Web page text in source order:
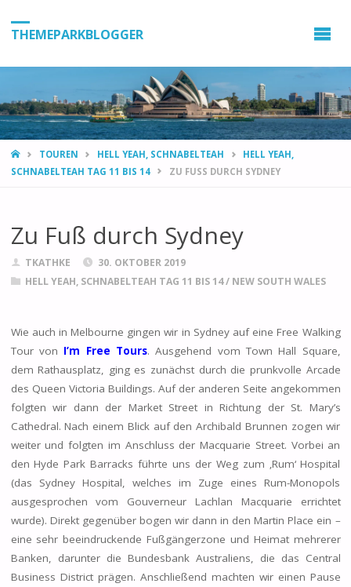
THEMEPARKBLOGGER
HOMETOUREN HELL YEAH, SCHNABELTEAH
HELL YEAH,
SCHNABELTEAH TAG 11 BIS 14
ZU FUSS DURCH SYDNEY
Zu Fuß durch Sydney
TKATHKE
30. OKTOBER 2019
HELL YEAH, SCHNABELTEAH TAG 11 BIS 14/ NEW SOUTH WALES
Wie auch in Melbourne gingen wir in Sydney auf eine Free Walking
Tour von I’m Free Tours. Ausgehend vom Town Hall Square,
dem Rathausplatz, ging es zunächst durch die prunkvolle Arcade
des Queen Victoria Buildings. Auf der anderen Seite angekommen
folgten wir dann der Market Street in Richtung der St. Mary’s
Cathedral. Nach einem Blick auf den Archibald Brunnen zogen wir
weiter und folgten im Anschluss der Macquarie Street. Vorbei an
den Hyde Park Barracks führte uns der Weg zum ‚Rum‘ Hospital
(das Sydney Hospital, welches im Zuge eines Rum-Monopols
ausgesprochen vom Gouverneur Lachlan Macquarie errichtet
wurde). Direkt gegenüber bogen wir dann in den Martin Place ein –
eine sehr beeindruckende Fußgängerzone und Heimat mehrerer
Banken, darunter die Bundesbank Australiens, die das Central
Business District prägen. Anschließend machten wir einen Pause